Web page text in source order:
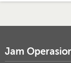
Jam